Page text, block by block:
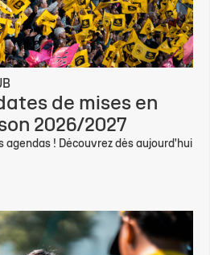
de mises en
2026/2027
agendas ! Découvrez dès aujourd'hui